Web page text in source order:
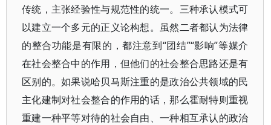
传统，主张经验性与规范性的统一。三种承认模式可
以建立一个多元的正义论构想。虽然二者都认为法律
的整合功能是有限的，都注意到“团结”“影响”等媒介
在社会整合中的作用，但他们的社会整合思路还是有
区别的。如果说哈贝马斯注重的是政治公共领域的民
主化建制对社会整合的作用的话，那么霍耐特则重视
重建一种平等对待的社会自由、一种相互承认的政治